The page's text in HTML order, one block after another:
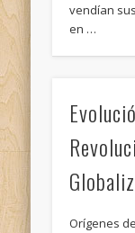
vendían
en …
Orígenes